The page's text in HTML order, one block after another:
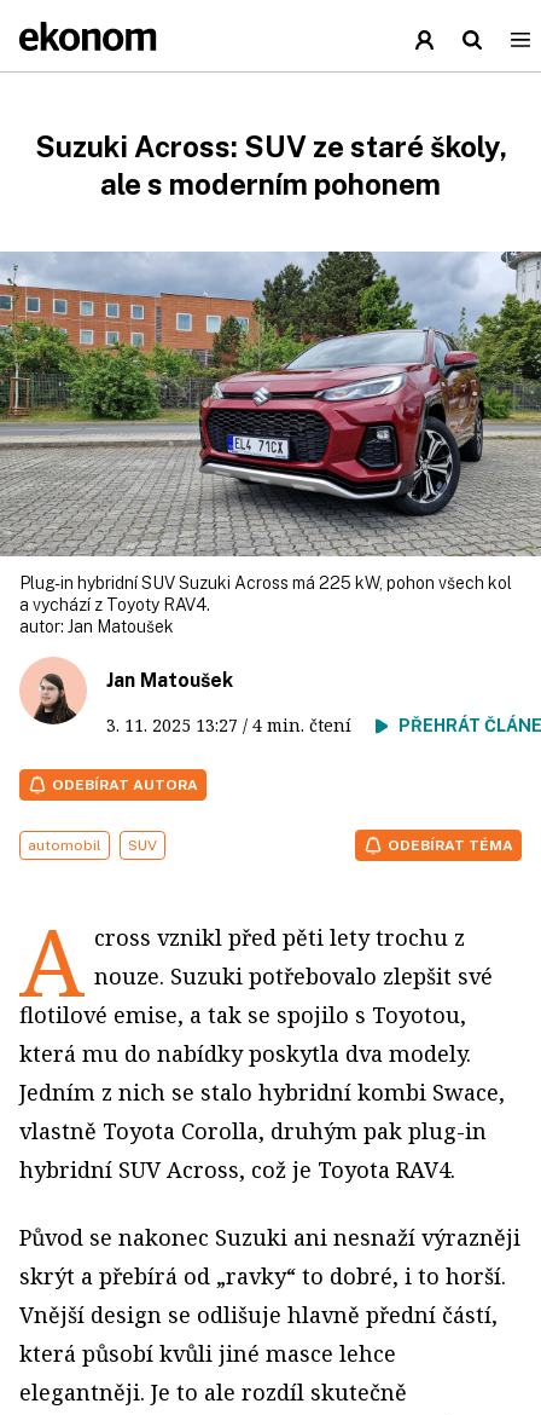
Suzuki Across: SUV ze staré školy,
ale s moderním pohonem
Plug-in hybridní SUV Suzuki Across má 225 kW, pohon všech kol
a vychází z Toyoty RAV4.
autor: Jan Matoušek
Jan Matoušek
3. 11. 2025 13:27 / 4 min. čtení PŘEHRÁT
ODEBÍRAT AUTORA
automobil SUV ODEBÍRAT TÉMA
A cross vznikl před pěti lety trochu z
nouze. Suzuki potřebovalo zlepšit své
flotilové emise, a tak se spojilo s Toyotou,
která mu do nabídky poskytla dva modely.
Jedním z nich se stalo hybridní kombi Swace,
vlastně Toyota Corolla, druhým pak plug-in
hybridní SUV Across, což je Toyota RAV4.
Původ se nakonec Suzuki ani nesnaží výrazněji
skrýt a přebírá od „ravky“ to dobré, i to horší.
Vnější design se odlišuje hlavně přední částí,
která působí kvůli jiné masce lehce
elegantněji. Je to ale rozdíl skutečně